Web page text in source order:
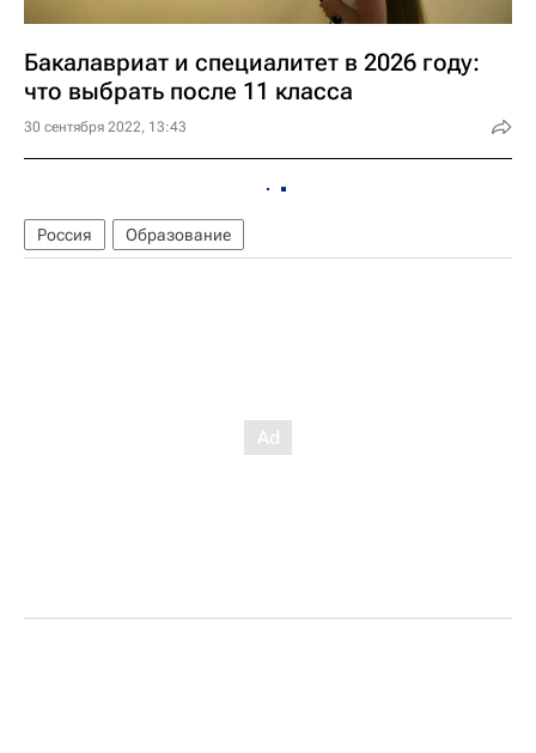
Бакалавриат и специалитет в 2026 году:
что выбрать после 11 класса
30 сентября 2022, 13:43
Россия Образование